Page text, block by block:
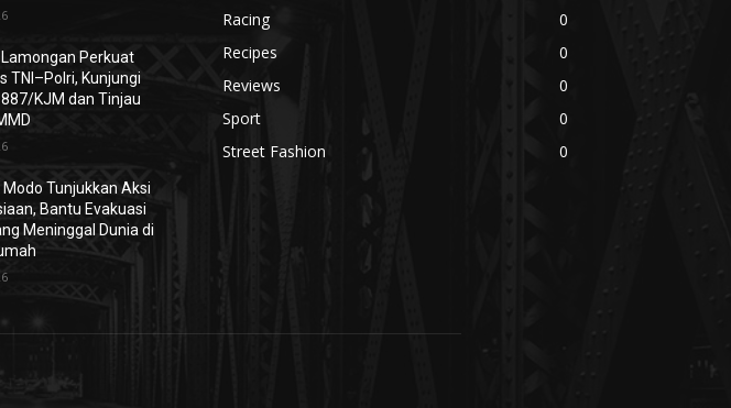
Lamongan Perkuat
TNI–Polri, Kunjungi
KJM dan Tinjau
Modo Tunjukkan Aksi
Bantu Evakuasi
Meninggal Dunia di
Racing
0
Recipes
0
Reviews
0
Sport
0
Street Fashion
0